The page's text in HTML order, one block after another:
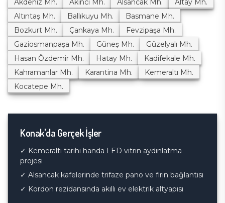
Akdeniz Mh. Akıncı Mh. Alsancak Mh. Altay Mh.
Altıntaş Mh. Ballıkuyu Mh. Basmane Mh.
Bozkurt Mh. Çankaya Mh. Fevzipaşa Mh.
Gaziosmanpaşa Mh. Güneş Mh. Güzelyalı Mh.
Hasan Özdemir Mh. Hatay Mh. Kadifekale Mh.
Kahramanlar Mh. Karantina Mh. Kemeraltı Mh.
Kocatepe Mh.
Konak'da Gerçek İşler
✓ Kemeraltı tarihi handa LED vitrin aydınlatma
projesi
✓ Alsancak kafelerinde trifaze pano ve fırın bağlantısı
✓ Kordon rezidansında akıllı ev elektrik altyapısı